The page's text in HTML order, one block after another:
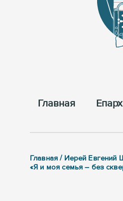
Главная
Главная / Иерей Евгений
«Я и моя семья – без